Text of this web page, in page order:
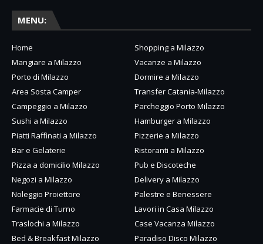
MENU:
Home
Shopping a Milazzo
Mangiare a Milazzo
Vacanze a Milazzo
Porto di Milazzo
Dormire a Milazzo
Area Sosta Camper
Transfer Catania-Milazzo
Campeggio a Milazzo
Parcheggio Porto Milazzo
Sushi a Milazzo
Hamburger a Milazzo
Piatti Raffinati a Milazzo
Pizzerie a Milazzo
Bar e Gelaterie
Ristoranti a Milazzo
Pizza a domicilio Milazzo
Pub e Discoteche
Negozi a Milazzo
Delivery a Milazzo
Noleggio Proiettore
Palestre e Benessere
Farmacie di Turno
Lavori in Casa Milazzo
Traslochi a Milazzo
Case Vacanza Milazzo
Bed & Breakfast Milazzo
Paradiso Disco Milazzo